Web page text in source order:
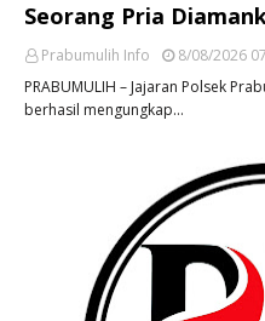
Seorang Pria
Prabumulih Info
8/08/2026
PRABUMULIH – Jajaran Polsek
berhasil mengungkap…